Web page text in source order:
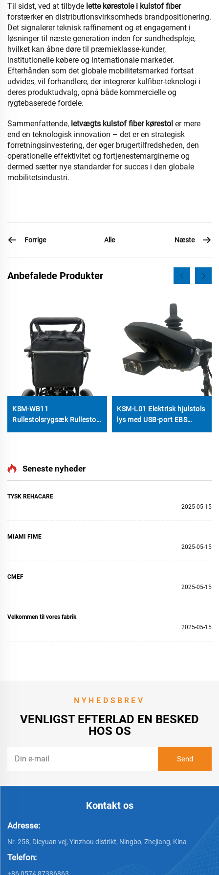
Til sidst, ved at tilbyde lette kørestole i kulstof fiber
forstærker en distributionsvirksomheds brandpositionering.
Det signalerer teknisk raffinement og et engagement i
løsninger til næste generation inden for sundhedspleje,
hvilket kan åbne døre til præmieklasse-kunder,
institutionelle købere og internationale markeder.
Efterhånden som det globale mobilitetsmarked fortsat
udvides, vil forhandlere, der integrerer kulfiber-teknologi i
deres produktudvalg, opnå både kommercielle og
rygtebaserede fordele.
Sammenfattende, letvægts kulstof fiber kørestol er mere
end en teknologisk innovation – det er en strategisk
forretningsinvestering, der øger brugertilfredsheden, den
operationelle effektivitet og fortjenestemarginerne og
dermed sætter nye standarder for succes i den globale
mobilitetsindustri.
Forrige Alle Næste
Anbefalede Produkter
KSM-WB11
Rullestolsrygsæk Rullestols
Rullestolsposer
KSM-L01 Elektrisk hjulstols
lys med USB-port EBS
Seneste nyheder
TYSK REHACARE
2025-05-15
MIAMI FIME
2025-05-15
CMEF
2025-05-15
Velkommen til vores fabrik
2025-05-15
NYHEDSBREV
VENLIGST EFTERLAD EN BESKED
HOS OS
Kontakt os
Adresse:
Nr. 258, Dieyuan vej, Yinzhou distrikt, Ningbo, Zhejiang, Kina
Telefon:
+86 0574 87386863